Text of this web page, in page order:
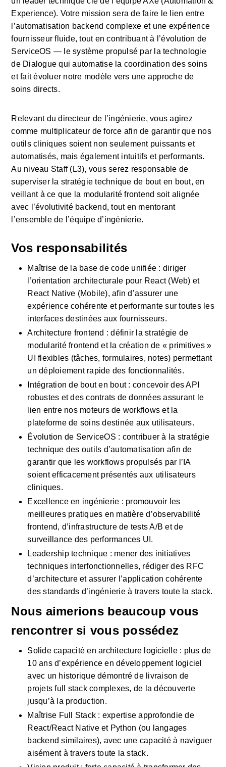
Experience). Votre mission sera de faire le lien entre
l’automatisation backend complexe et une expérience
fournisseur fluide, tout en contribuant à l’évolution de
ServiceOS — le système propulsé par la technologie
de Dialogue qui automatise la coordination des soins
et fait évoluer notre modèle vers une approche de
soins directs.
Relevant du directeur de l’ingénierie, vous agirez
comme multiplicateur de force afin de garantir que nos
outils cliniques soient non seulement puissants et
automatisés, mais également intuitifs et performants.
Au niveau Staff (L3), vous serez responsable de
superviser la stratégie technique de bout en bout, en
veillant à ce que la modularité frontend soit alignée
avec l’évolutivité backend, tout en mentorant
l’ensemble de l’équipe d’ingénierie.
Vos responsabilités
Maîtrise de la base de code unifiée : diriger
l’orientation architecturale pour React (Web) et
React Native (Mobile), afin d’assurer une
expérience cohérente et performante sur toutes les
interfaces destinées aux fournisseurs.
Architecture frontend : définir la stratégie de
modularité frontend et la création de « primitives »
UI flexibles (tâches, formulaires, notes) permettant
un déploiement rapide des fonctionnalités.
Intégration de bout en bout : concevoir des API
robustes et des contrats de données assurant le
lien entre nos moteurs de workflows et la
plateforme de soins destinée aux utilisateurs.
Évolution de ServiceOS : contribuer à la stratégie
technique des outils d’automatisation afin de
garantir que les workflows propulsés par l’IA
soient efficacement présentés aux utilisateurs
cliniques.
Excellence en ingénierie : promouvoir les
meilleures pratiques en matière d’observabilité
frontend, d’infrastructure de tests A/B et de
surveillance des performances UI.
Leadership technique : mener des initiatives
techniques interfonctionnelles, rédiger des RFC
d’architecture et assurer l’application cohérente
des standards d’ingénierie à travers toute la stack.
Nous aimerions beaucoup vous
rencontrer si vous possédez
Solide capacité en architecture logicielle : plus de
10 ans d’expérience en développement logiciel
avec un historique démontré de livraison de
projets full stack complexes, de la découverte
jusqu’à la production.
Maîtrise Full Stack : expertise approfondie de
React/React Native et Python (ou langages
backend similaires), avec une capacité à naviguer
aisément à travers toute la stack.